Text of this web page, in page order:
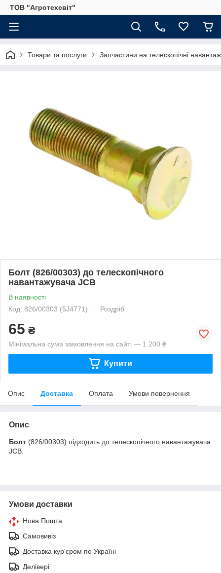
ТОВ "Агротехсвіт"
Товари та послуги Запчастини на телескопічні
Болт (826/00303) до телескопічного
навантажувача JCB
В наявності
Код: 826/00303 (5J4771)
Роздріб
65 ₴
Мінімальна сума замовлення на сайті — 1 200 ₴
Купити
Опис Доставка Оплата Умови повернення
Опис
Болт (826/00303) підходить до телескопічного навантажувача
JCB.
Умови доставки
Нова Пошта
Самовивіз
Доставка кур'єром по Україні
Делівері